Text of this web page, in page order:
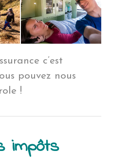
c’est
pouvez nous
!
impôts